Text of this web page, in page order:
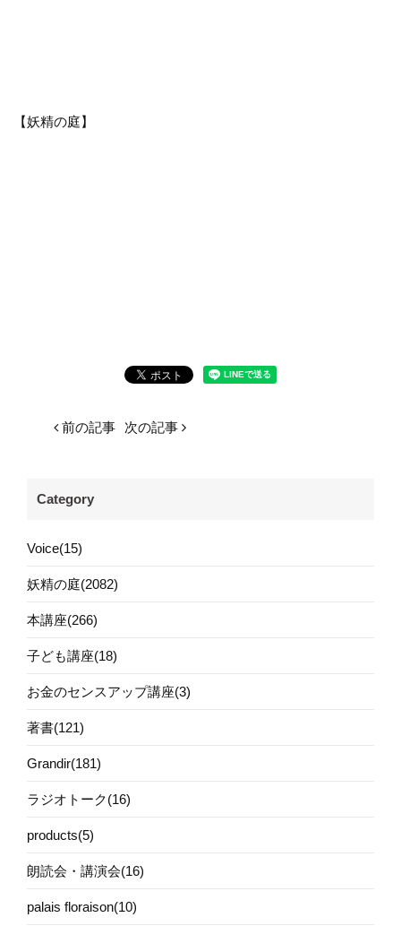
【妖精の庭】
前の記事 次の記事
Category
Voice(15)
妖精の庭(2082)
本講座(266)
子ども講座(18)
お金のセンスアップ講座(3)
著書(121)
Grandir(181)
ラジオトーク(16)
products(5)
朗読会・講演会(16)
palais floraison(10)